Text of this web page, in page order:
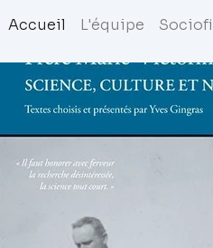
Accueil L'équipe